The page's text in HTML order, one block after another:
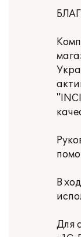
В
Для